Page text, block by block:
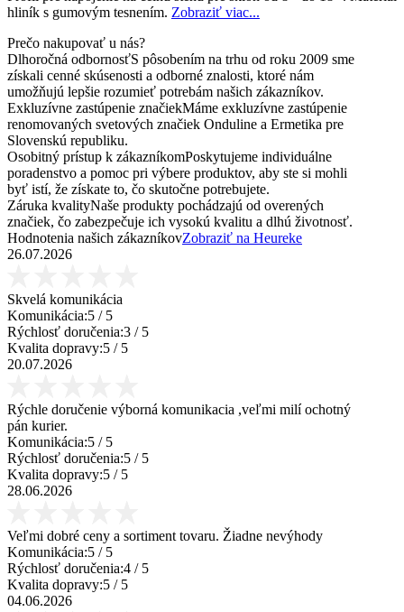
hliník s gumovým tesnením. Zobraziť viac...
Prečo nakupovať u nás?
Dlhoročná odbornosťS pôsobením na trhu od roku 2009 sme
získali cenné skúsenosti a odborné znalosti, ktoré nám
umožňujú lepšie rozumieť potrebám našich zákazníkov.
Exkluzívne zastúpenie značiekMáme exkluzívne zastúpenie
renomovaných svetových značiek Onduline a Ermetika pre
Slovenskú republiku.
Osobitný prístup k zákazníkomPoskytujeme individuálne
poradenstvo a pomoc pri výbere produktov, aby ste si mohli
byť istí, že získate to, čo skutočne potrebujete.
Záruka kvalityNaše produkty pochádzajú od overených
značiek, čo zabezpečuje ich vysokú kvalitu a dlhú životnosť.
Hodnotenia našich zákazníkovZobraziť na Heureke
26.07.2026
Skvelá komunikácia
Komunikácia:5 / 5
Rýchlosť doručenia:3 / 5
Kvalita dopravy:5 / 5
20.07.2026
Rýchle doručenie výborná komunikacia ,veľmi milí ochotný
pán kurier.
Komunikácia:5 / 5
Rýchlosť doručenia:5 / 5
Kvalita dopravy:5 / 5
28.06.2026
Veľmi dobré ceny a sortiment tovaru. Žiadne nevýhody
Komunikácia:5 / 5
Rýchlosť doručenia:4 / 5
Kvalita dopravy:5 / 5
04.06.2026